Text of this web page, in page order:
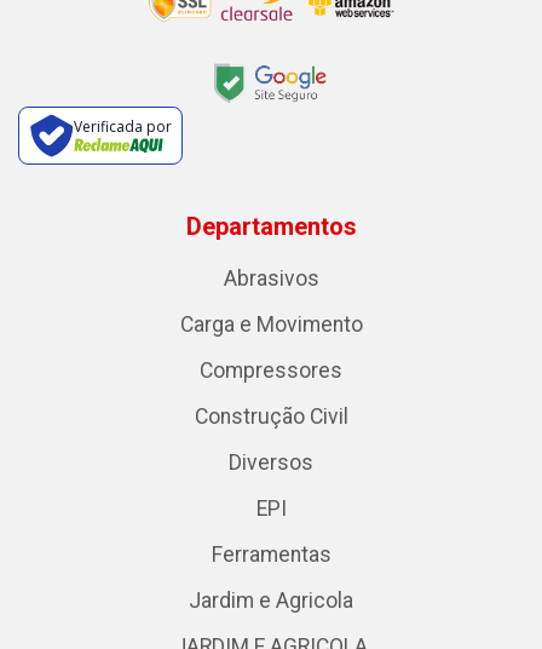
Verificada por
Departamentos
Abrasivos
Carga e Movimento
Compressores
Construção Civil
Diversos
EPI
Ferramentas
Jardim e Agricola